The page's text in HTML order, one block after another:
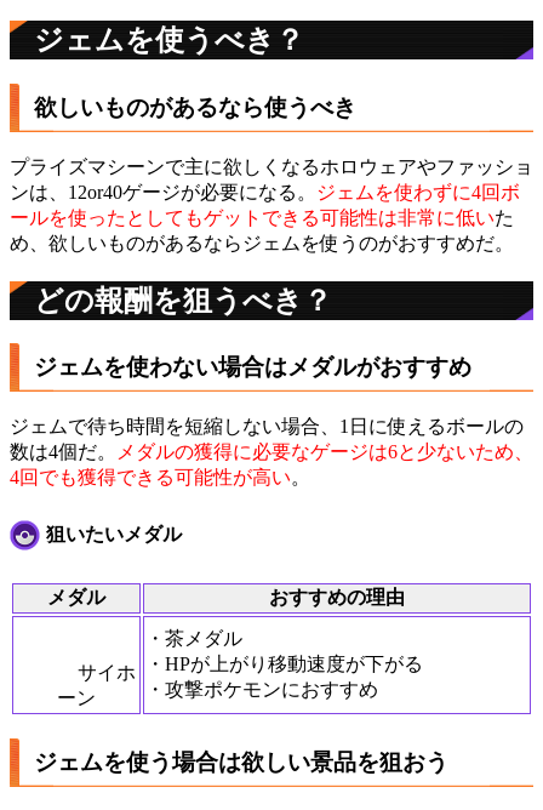
ジェムを使うべき？
欲しいものがあるなら使うべき
プライズマシーンで主に欲しくなるホロウェアやファッショ
ンは、12or40ゲージが必要になる。
ジェムを使わずに4回ボ
ールを使ったとしてもゲットできる可能性は非常に低いた
め、欲しいものがあるならジェムを使うのがおすすめだ。
どの報酬を狙うべき？
ジェムを使わない場合はメダルがおすすめ
ジェムで待ち時間を短縮しない場合、1日に使えるボールの
数は4個だ。
メダルの獲得に必要なゲージは6と少ないため、
4回でも獲得できる可能性が高い。
狙いたいメダル
メダル おすすめの理由
サイホ
ーン
・茶メダル
・HPが上がり移動速度が下がる
・攻撃ポケモンにおすすめ
ジェムを使う場合は欲しい景品を狙おう